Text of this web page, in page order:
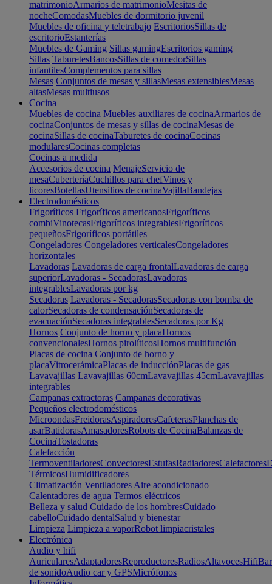
matrimonioArmarios de matrimonioMesitas de
nocheComodasMuebles de dormitorio juvenil
Muebles de oficina y teletrabajo EscritoriosSillas de
escritorioEstanterías
Muebles de Gaming Sillas gamingEscritorios gaming
Sillas TaburetesBancosSillas de comedorSillas
infantilesComplementos para sillas
Mesas Conjuntos de mesas y sillasMesas extensiblesMesas
altasMesas multiusos
Cocina
Muebles de cocina Muebles auxiliares de cocinaArmarios de
cocinaConjuntos de mesas y sillas de cocinaMesas de
cocinaSillas de cocinaTaburetes de cocinaCocinas
modularesCocinas completas
Cocinas a medida
Accesorios de cocina MenajeServicio de
mesaCuberteríaCuchillos para chefVinos y
licoresBotellasUtensilios de cocinaVajillaBandejas
Electrodomésticos
Frigoríficos Frigoríficos americanosFrigoríficos
combiVinotecasFrigoríficos integrablesFrigoríficos
pequeñosFrigoríficos portátiles
Congeladores Congeladores verticalesCongeladores
horizontales
Lavadoras Lavadoras de carga frontalLavadoras de carga
superiorLavadoras - SecadorasLavadoras
integrablesLavadoras por kg
Secadoras Lavadoras - SecadorasSecadoras con bomba de
calorSecadoras de condensaciónSecadoras de
evacuaciónSecadoras integrablesSecadoras por Kg
Hornos Conjunto de horno y placaHornos
convencionalesHornos pirolíticosHornos multifunción
Placas de cocina Conjunto de horno y
placaVitrocerámicaPlacas de inducciónPlacas de gas
Lavavajillas Lavavajillas 60cmLavavajillas 45cmLavavajillas
integrables
Campanas extractoras Campanas decorativas
Pequeños electrodomésticos
MicroondasFreidorasAspiradoresCafeterasPlanchas de
asarBatidorasAmasadoresRobots de CocinaBalanzas de
CocinaTostadoras
Calefacción
TermoventiladoresConvectoresEstufasRadiadoresCalefactores
TérmicosHumidificadores
Climatización Ventiladores Aire acondicionado
Calentadores de agua Termos eléctricos
Belleza y salud Cuidado de los hombresCuidado
cabelloCuidado dentalSalud y bienestar
Limpieza Limpieza a vaporRobot limpiacristales
Electrónica
Audio y hifi
AuricularesAdaptadoresReproductoresRadiosAltavocesHifi
de sonidoAudio car y GPSMicrófonos